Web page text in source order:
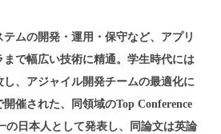
ムの開発・運用・保守など、アプリ
で幅広い技術に精通。学生時代には
し、アジャイル開発チームの最適化に
催された、同領域のTop Conference
の日本人として発表し、同論文は英論